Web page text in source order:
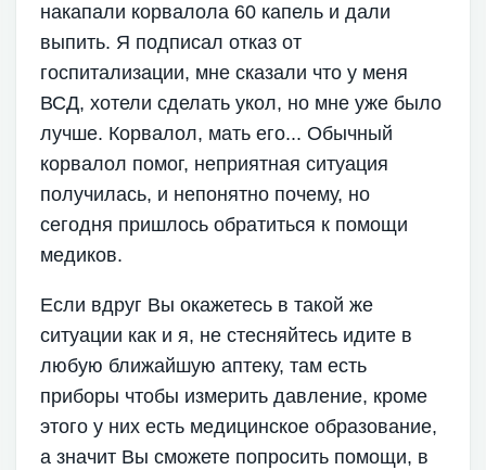
накапали корвалола 60 капель и дали
выпить. Я подписал отказ от
госпитализации, мне сказали что у меня
ВСД, хотели сделать укол, но мне уже было
лучше. Корвалол, мать его... Обычный
корвалол помог, неприятная ситуация
получилась, и непонятно почему, но
сегодня пришлось обратиться к помощи
медиков.
Если вдруг Вы окажетесь в такой же
ситуации как и я, не стесняйтесь идите в
любую ближайшую аптеку, там есть
приборы чтобы измерить давление, кроме
этого у них есть медицинское образование,
а значит Вы сможете попросить помощи, в